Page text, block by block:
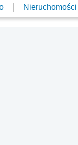
Nieruchomości